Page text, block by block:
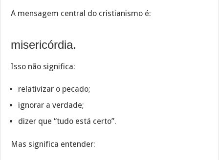
A mensagem central do cristianismo é:
misericórdia.
Isso não significa:
relativizar o pecado;
ignorar a verdade;
dizer que “tudo está certo”.
Mas significa entender: